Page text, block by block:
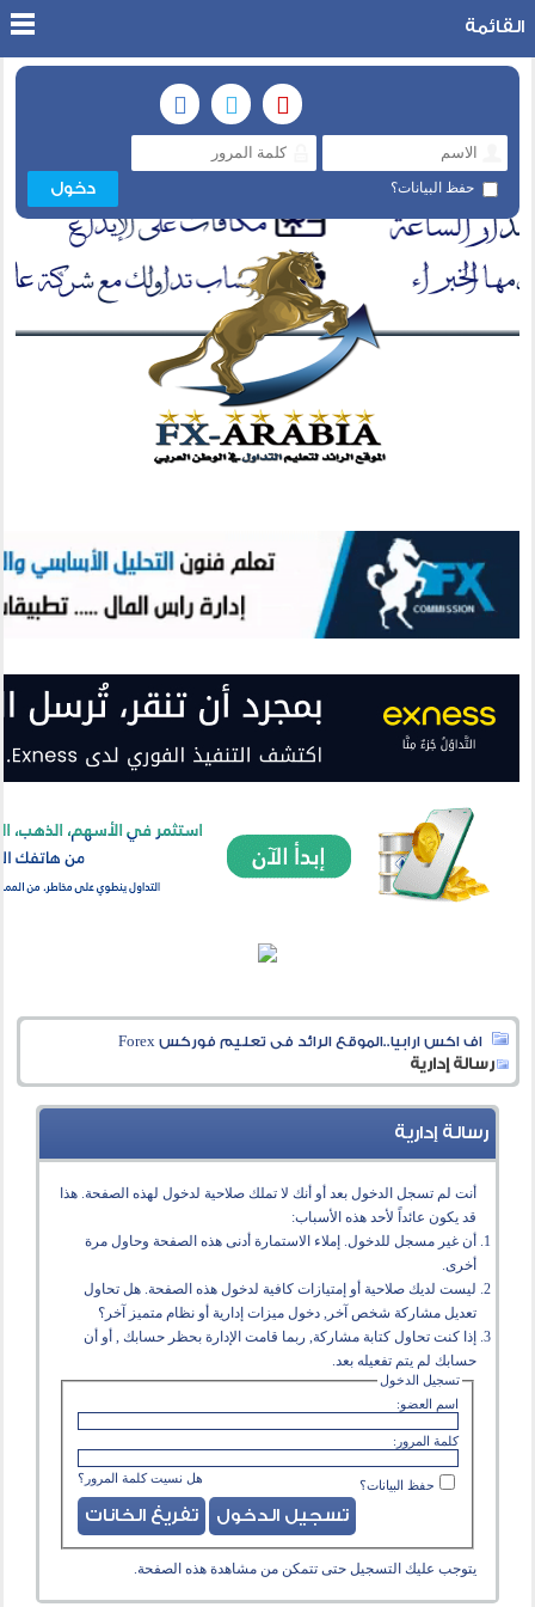
حفظ البيانات؟
القائمة
اف اكس ارابيا..الموقع الرائد فى تعليم فوركس Forex
رسالة إدارية
رسالة إدارية
أنت لم تسجل الدخول بعد أو أنك لا تملك صلاحية لدخول لهذه الصفحة. هذا
قد يكون عائداً لأحد هذه الأسباب:
أن غير مسجل للدخول. إملاء الاستمارة أدنى هذه الصفحة وحاول مرة
أخرى.
ليست لديك صلاحية أو إمتيازات كافية لدخول هذه الصفحة. هل تحاول
تعديل مشاركة شخص آخر, دخول ميزات إدارية أو نظام متميز آخر؟
إذا كنت تحاول كتابة مشاركة, ربما قامت الإدارة بحظر حسابك , أو أن
حسابك لم يتم تفعيله بعد.
تسجيل الدخول
اسم العضو:
كلمة المرور:
هل نسيت كلمة المرور؟ حفظ البيانات؟
يتوجب عليك التسجيل حتى تتمكن من مشاهدة هذه الصفحة.